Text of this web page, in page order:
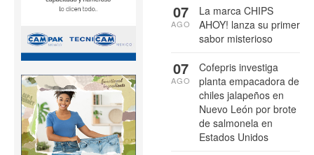
La marca CHIPS
AHOY! lanza su primer
sabor misterioso
07
AGO
Cofepris investiga
planta empacadora de
chiles jalapeños en
Nuevo León por brote
de salmonela en
Estados Unidos
07
AGO